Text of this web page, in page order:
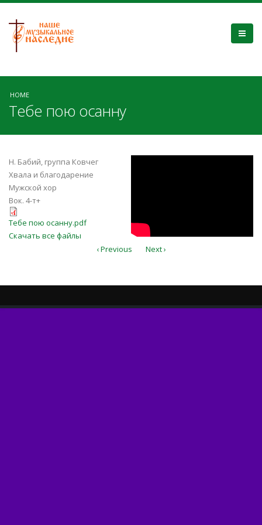
HOME
Тебе пою осанну
Н. Бабий, группа Ковчег
Хвала и благодарение
Мужской хор
Вок. 4-т+
Тебе пою осанну.pdf
Тебе пою осанну.pdf
Скачать все файлы
‹ Previous Next ›